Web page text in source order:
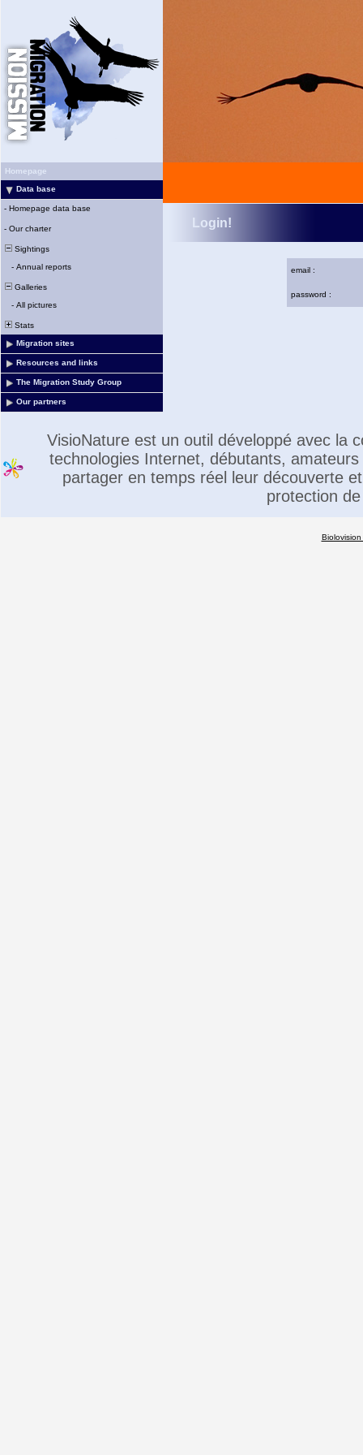
Homepage
Data base
- Homepage data base
- Our charter
Sightings
- Annual reports
Galleries
- All pictures
Stats
Migration sites
Resources and links
The Migration Study Group
Our partners
Login!
email :
password :
VisioNature est un outil développé avec la
technologies Internet, débutants,
partager en temps réel leur découverte
protection
Biolovision